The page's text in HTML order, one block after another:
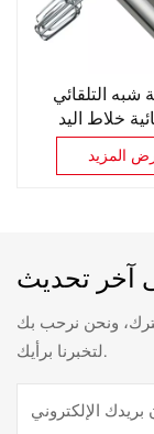
شبه التلقائي
خلاط اليد
البيض الخافق
خلاط
المزيد
آخر تحديث
ونحن نرحب بك
لتخبرنا برأيك.